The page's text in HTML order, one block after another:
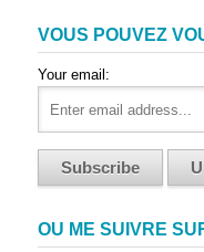
VOUS POUVEZ
Your email:
OU ME SUIVRE